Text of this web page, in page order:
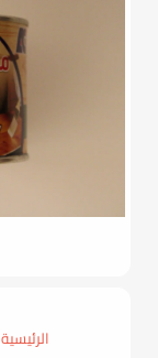
الرئيسية